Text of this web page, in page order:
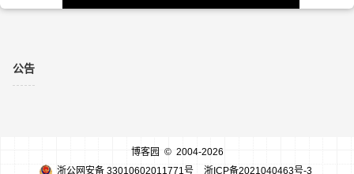
公告
博客园 © 2004-2026
浙公网安备 33010602011771号
浙ICP备2021040463号-3